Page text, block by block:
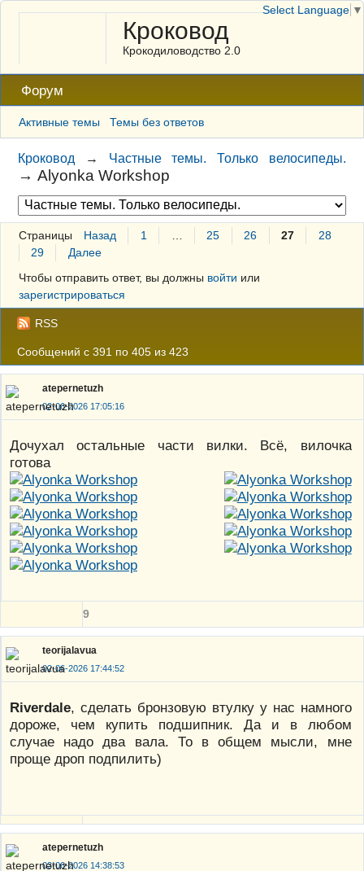
Кроковод
Крокодиловодство 2.0
Форум
Активные темы Темы без ответов
Кроковод → Частные темы. Только велосипеды.
→Alyonka Workshop
Страницы Назад 1 25 26 27
28
29
Далее
Чтобы отправить ответ, вы должны войти или
зарегистрироваться
RSS
Сообщений с 391 по 405 из 423
atepernetuzh
02-06-2026 17:05:16
Дочухал остальные части вилки. Всё, вилочка
готова
9
teorijalavua
02-06-2026 17:44:52
Riverdale, сделать бронзовую втулку у нас намного
дороже, чем купить подшипник. Да и в любом
случае надо два вала. То в общем мысли, мне
проще дроп подпилить)
atepernetuzh
03-06-2026 14:38:53
Select Language ▼